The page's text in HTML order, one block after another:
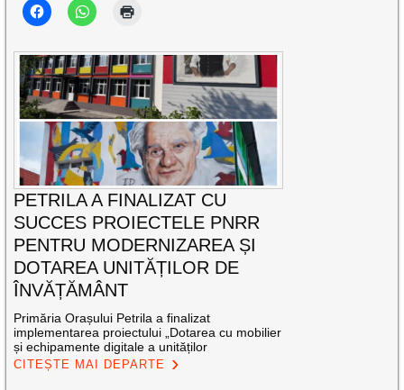
PETRILA A FINALIZAT CU
SUCCES PROIECTELE PNRR
PENTRU MODERNIZAREA ȘI
DOTAREA UNITĂȚILOR DE
ÎNVĂȚĂMÂNT
Primăria Orașului Petrila a finalizat
implementarea proiectului „Dotarea cu mobilier
și echipamente digitale a unităților
CITEȘTE MAI DEPARTE